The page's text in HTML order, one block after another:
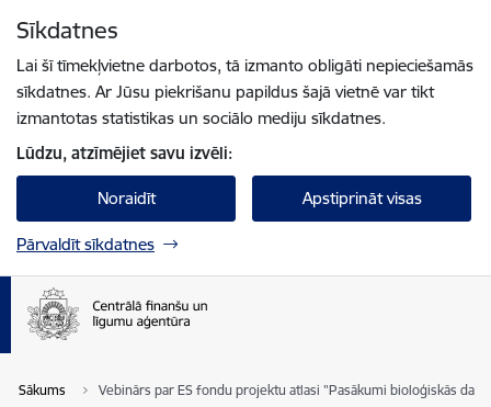
Sīkdatnes
Lai šī tīmekļvietne darbotos, tā izmanto obligāti nepieciešamās
sīkdatnes. Ar Jūsu piekrišanu papildus šajā vietnē var tikt
izmantotas statistikas un sociālo mediju sīkdatnes.
Lūdzu, atzīmējiet savu izvēli:
Noraidīt Apstiprināt visas
Pārvaldīt sīkdatnes
Sākums Vebinārs par ES fondu projektu atlasi "Pasākumi bioloģiskās